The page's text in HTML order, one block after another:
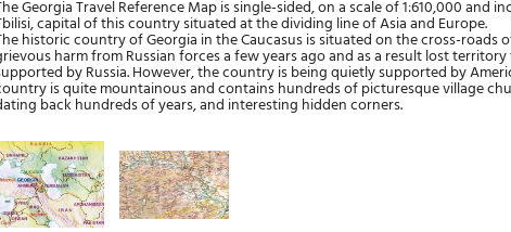
Georgia Travel Reference Map is single-sided, on a scale of 1:610,000 and
capital of this country situated at the dividing line of Asia and Europe.
historic country of Georgia in the Caucasus is situated on the cross-roads
harm from Russian forces a few years ago and as a result lost
by Russia. However, the country is being quietly supported by
is quite mountainous and contains hundreds of picturesque village
back hundreds of years, and interesting hidden corners.